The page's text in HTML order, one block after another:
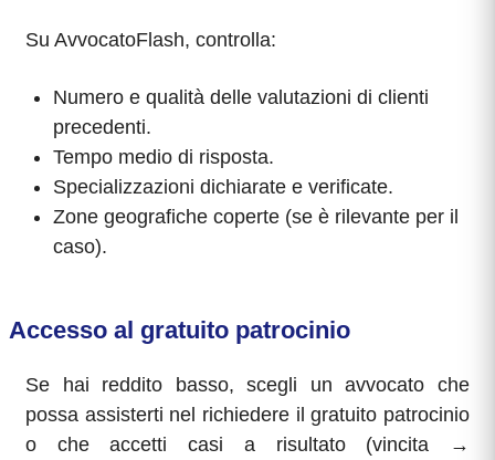
Su AvvocatoFlash, controlla:
Numero e qualità delle valutazioni di clienti
precedenti.
Tempo medio di risposta.
Specializzazioni dichiarate e verificate.
Zone geografiche coperte (se è rilevante per il
caso).
Accesso al gratuito patrocinio
Se hai reddito basso, scegli un avvocato che
possa assisterti nel richiedere il gratuito patrocinio
o che accetti casi a risultato (vincita →